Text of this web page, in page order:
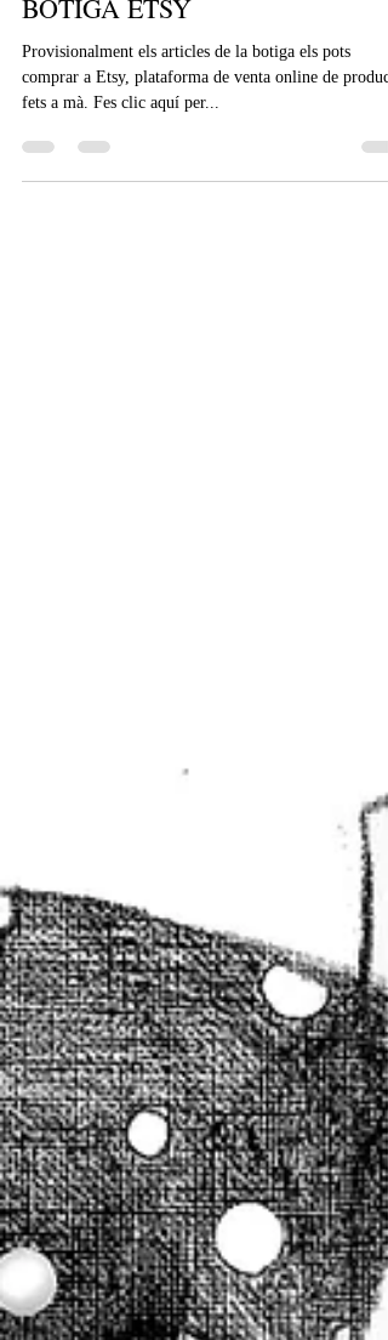
4 ene 2016
1 min de lectura
BOTIGA ETSY
Provisionalment els articles de la botiga els pots
fets a mà. Fes clic aquí per...